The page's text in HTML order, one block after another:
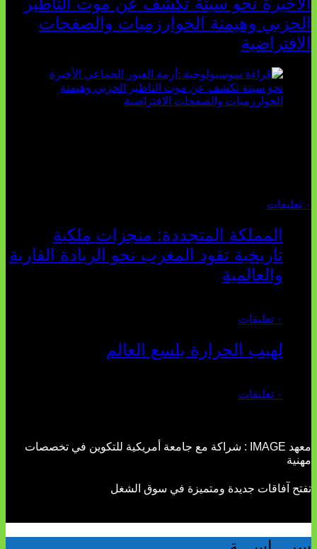
الحزبي وهيمنة الخوارزميات والصفحات
الافتراضية
٠ تعليقات
المملكة المتجددة: منجزات ملكية
تاريخية تقود المغرب نحو الريادة القارية
والعالمية
٠ تعليقات
لهيب الحرارة يلسع العالم
٠ تعليقات
معهد IMAGE : شراكة مع جامعة أمريكية للتكوين في تخصصات
مهنية
تفتح آفاقات جديدة ومتميزة في سوق الشغل